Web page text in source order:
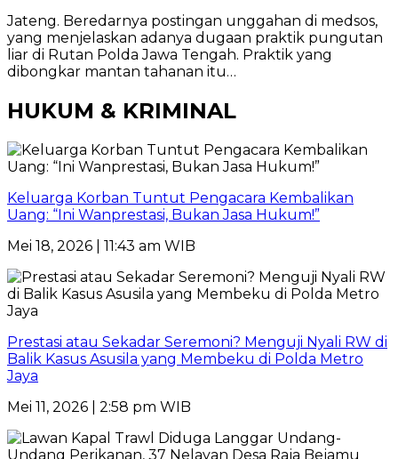
Jateng. Beredarnya postingan unggahan di medsos,
yang menjelaskan adanya dugaan praktik pungutan
liar di Rutan Polda Jawa Tengah. Praktik yang
dibongkar mantan tahanan itu…
HUKUM & KRIMINAL
Keluarga Korban Tuntut Pengacara Kembalikan
Uang: “Ini Wanprestasi, Bukan Jasa Hukum!”
Mei 18, 2026 | 11:43 am WIB
Prestasi atau Sekadar Seremoni? Menguji Nyali RW di
Balik Kasus Asusila yang Membeku di Polda Metro
Jaya
Mei 11, 2026 | 2:58 pm WIB